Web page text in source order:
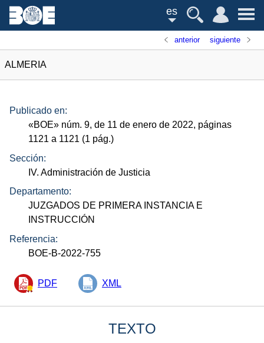
es
anterior siguiente
ALMERIA
Publicado en:
«BOE» núm. 9, de 11 de enero de 2022, páginas
1121 a 1121 (1 pág.)
Sección:
IV. Administración de Justicia
Departamento:
JUZGADOS DE PRIMERA INSTANCIA E
INSTRUCCIÓN
Referencia:
BOE-B-2022-755
PDF XML
TEXTO